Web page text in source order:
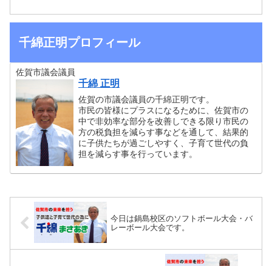
千綿正明プロフィール
佐賀市議会議員
千綿 正明
佐賀の市議会議員の千綿正明です。
市民の皆様にプラスになるために、佐賀市の
中で非効率な部分を改善しできる限り市民の
方の税負担を減らす事などを通して、結果的
に子供たちが過ごしやすく、子育て世代の負
担を減らす事を行っています。
今日は鍋島校区のソフトボール大会・バ
レーボール大会です。